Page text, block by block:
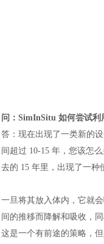
问： SimInSitu 如何尝试利
答：现在出现了一类新的
间超过 10-15 年，您该怎
去的 15 年里，出现了一种
一旦将其放入体内，它就
间的推移而降解和吸收，
这是一个有前途的策略，